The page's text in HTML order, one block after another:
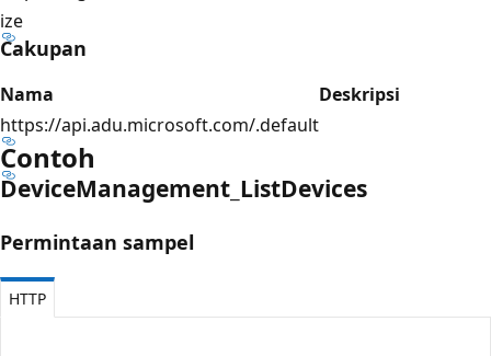
ize
Cakupan
Nama
Deskripsi
https://api.adu.microsoft.com/.default
Contoh
DeviceManagement_ListDevices
Permintaan sampel
HTTP